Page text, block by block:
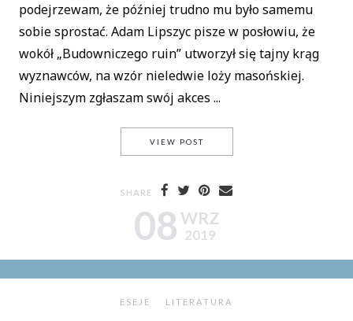
podejrzewam, że później trudno mu było samemu
sobie sprostać. Adam Lipszyc pisze w posłowiu, że
wokół „Budowniczego ruin” utworzył się tajny krąg
wyznawców, na wzór nieledwie loży masońskiej.
Niniejszym zgłaszam swój akces ...
08 WRZ
2019
VIEW POSTHERBERT ROSENDORFER /
SHARE
ESEJE LITERATURA